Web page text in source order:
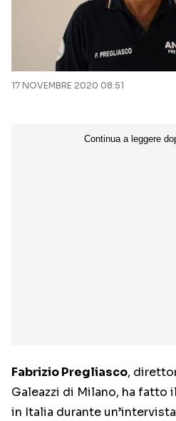
17 NOVEMBRE 2020 08:51
Fabrizio Pregliasco,
Galeazzi di Milano, ha fatto
in Italia durante